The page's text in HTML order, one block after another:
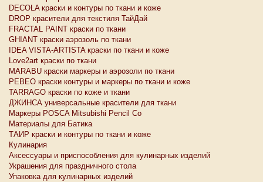
DECOLA краски и контуры по ткани и коже
DROP красители для текстиля ТайДай
FRACTAL PAINT краски по ткани
GHIANT краски аэрозоль по ткани
IDEA VISTA-ARTISTA краски по ткани и коже
Love2art краски по ткани
MARABU краски маркеры и аэрозоли по ткани
PEBEO краски контуры и маркеры по ткани и коже
TARRAGO краски по коже и ткани
ДЖИНСА универсальные красители для ткани
Маркеры POSCA Mitsubishi Pencil Co
Материалы для Батика
ТАИР краски и контуры по ткани и коже
Кулинария
Аксессуары и приспособления для кулинарных изделий
Украшения для праздничного стола
Упаковка для кулинарных изделий